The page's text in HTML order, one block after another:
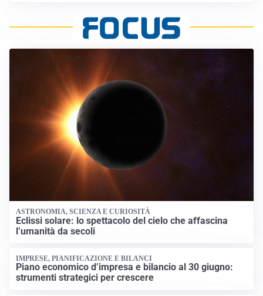
ASTRONOMIA, SCIENZA E CURIOSITÀ
Eclissi solare: lo spettacolo del cielo che affascina
l’umanità da secoli
IMPRESE, PIANIFICAZIONE E BILANCI
Piano economico d’impresa e bilancio al 30 giugno:
strumenti strategici per crescere